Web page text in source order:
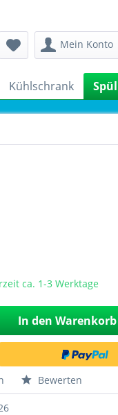
Mein Konto
Kühlschrank
ca. 1-3 Werktage
In den Warenkorb
Bewerten